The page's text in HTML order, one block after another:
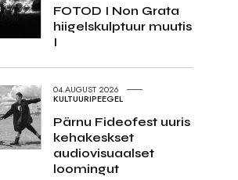
FOTOD I Non Grata
hiigelskulptuur muutis
I
04.AUGUST 2026
KULTUURIPEEGEL
Pärnu Fideofest uuris
kehakeskset
audiovisuaalset
loomingut